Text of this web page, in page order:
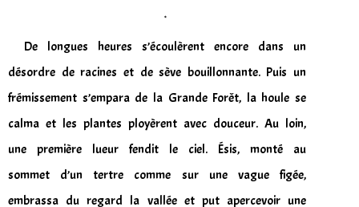
*
De longues heures s’écoulèrent encore dans un
désordre de racines et de sève bouillonnante. Puis un
frémissement s’empara de la Grande Forêt, la houle se
calma et les plantes ployèrent avec douceur. Au loin,
une première lueur fendit le ciel. Ésis, monté au
sommet d’un tertre comme sur une vague figée,
embrassa du regard la vallée et put apercevoir une